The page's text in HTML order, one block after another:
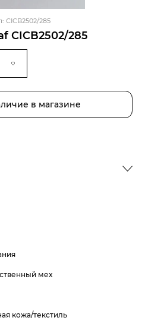
CICB2502/285
CICB2502/285
в магазине
мех
кожа/текстиль